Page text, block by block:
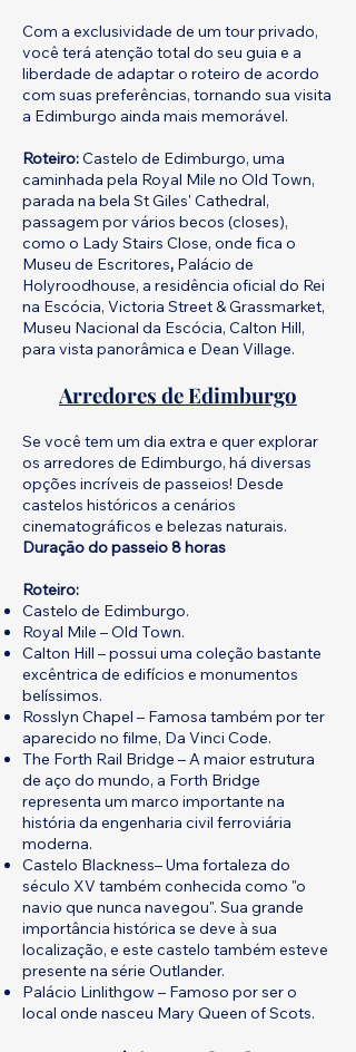
Com a exclusividade de um tour privado,
você terá atenção total do seu guia e a
liberdade de adaptar o roteiro de acordo
com suas preferências, tornando sua visita
a Edimburgo ainda mais memorável.
Roteiro:Castelo de Edimburgo, uma
caminhada pela Royal Mile no Old Town,
parada na bela St Giles' Cathedral,
passagem por vários becos (closes),
como o Lady Stairs Close, onde fica o
Museu de Escritores, Palácio de
Holyroodhouse, a residência oficial do Rei
na Escócia, Victoria Street & Grassmarket,
Museu Nacional da Escócia, Calton Hill,
para vista panorâmica e Dean Village.
Arredores de Edimburgo
Se você tem um dia extra e quer explorar
os arredores de Edimburgo, há diversas
opções incríveis de passeios! Desde
castelos históricos a cenários
cinematográficos e belezas naturais.
Duraçāo do passeio 8 horas
Roteiro:
Castelo de Edimburgo.
Royal Mile – Old Town.
Calton Hill – possui uma coleção bastante
excêntrica de edifícios e monumentos
belíssimos.
Rosslyn Chapel – Famosa também por ter
aparecido no filme, Da Vinci Code.
The Forth Rail Bridge – A maior estrutura
de aço do mundo, a Forth Bridge
representa um marco importante na
história da engenharia civil ferroviária
moderna.
Castelo Blackness– Uma fortaleza do
século XV também conhecida como "o
navio que nunca navegou". Sua grande
importância histórica se deve à sua
localização, e este castelo também esteve
presente na série Outlander.
Palácio Linlithgow – Famoso por ser o
local onde nasceu Mary Queen of Scots.